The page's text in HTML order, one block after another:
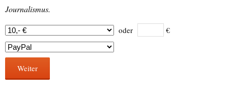
Journalismus.
oder €
Weiter